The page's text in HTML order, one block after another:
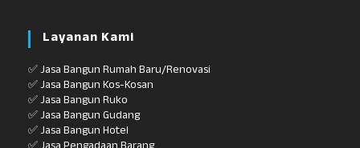
Layanan Kami
✅ Jasa Bangun Rumah Baru/Renovasi
✅ Jasa Bangun Kos-Kosan
✅ Jasa Bangun Ruko
✅ Jasa Bangun Gudang
✅ Jasa Bangun Hotel